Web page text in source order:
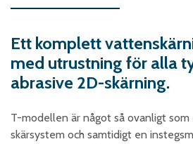
Ett komplett
med utrustning för alla
abrasive 2D-skärning.
T-modellen är något så ovanligt
skärsystem och samtidigt en
Trä
Om